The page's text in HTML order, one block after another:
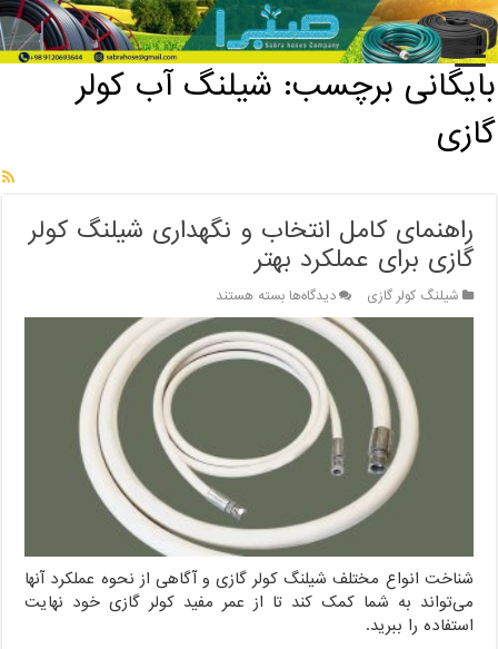
خانه / بایگانی برچسب: شیلنگ آب کولر گازی
بایگانی برچسب: شیلنگ آب کولر
گازی
راهنمای کامل انتخاب و نگهداری شیلنگ کولر
گازی برای عملکرد بهتر
شیلنگ کولر گازی دیدگاه‌هابرای
راهنمای
کامل
انتخاب
و
گازی
برای
بسته هستند
شناخت انواع مختلف شیلنگ کولر گازی و آگاهی از نحوه عملکرد آنها
می‌تواند به شما کمک کند تا از عمر مفید کولر گازی خود نهایت
استفاده را ببرید.